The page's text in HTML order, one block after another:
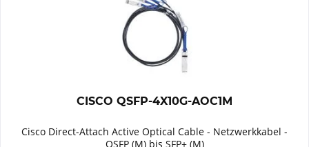
CISCO QSFP-4X10G-AOC1M
Cisco Direct-Attach Active Optical Cable - Netzwerkkabel -
QSFP (M) bis SFP+ (M)